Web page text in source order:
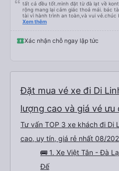
tất cả đều tốt.mình đặt từ đà lạt về
rộng mang lại cảm giác thoả mái. bác tài và anh phụ xe vui tính, cảm ơn bác
tài vì hành trình an toàn,và vui vẻ.chúc
vui vẻ,mạnh khoẻ.
Xem thêm
Xác nhận chỗ ngay lập tức
Đặt mua vé xe đi Di
lượng cao và giá vé ưu
Tư vấn TOP 3 xe khách đi Di
cao, uy tín, giá rẻ nhất 08/
🚌 1. Xe Việt Tân - Đà
Đế